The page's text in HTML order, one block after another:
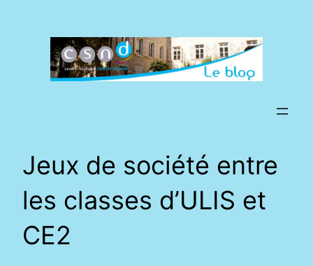
Jeux de société entre
les classes d’ULIS et
CE2